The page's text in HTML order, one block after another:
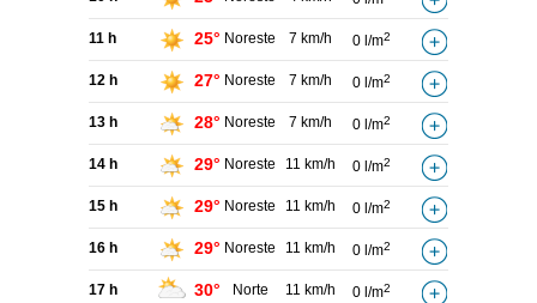
11 h 25° Noreste 7 km/h 0 l/m2
12 h 27° Noreste 7 km/h 0 l/m2
13 h 28° Noreste 7 km/h 0 l/m2
14 h 29° Noreste 11 km/h 0 l/m2
15 h 29° Noreste 11 km/h 0 l/m2
16 h 29° Noreste 11 km/h 0 l/m2
17 h 30° Norte 11 km/h 0 l/m2